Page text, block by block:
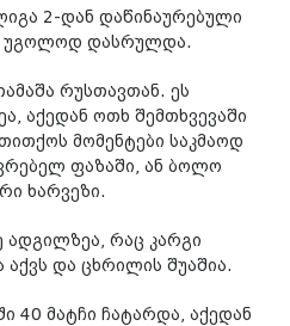
2-დან დაწინაურებული
უგოლოდ დასრულდა.
რუსთავთან. ეს
აქედან ოთხ შემთხვევაში
მომენტები საკმაოდ
ფაზაში, ან ბოლო
ხარვეზი.
ადგილზეა, რაც კარგი
აქვს და ცხრილის შუაშია.
40 მატჩი ჩატარდა, აქედან